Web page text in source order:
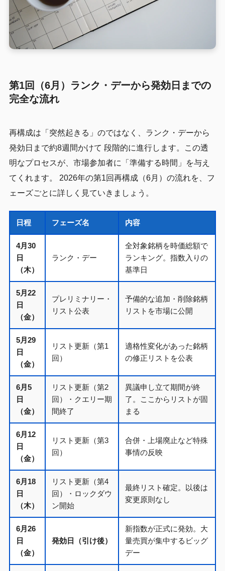
第1回（6月）ランク・デーから発効日までの
完全な流れ
再構成は「突然起きる」のではなく、ランク・デーから
発効日まで約8週間かけて 段階的に進行します。この透
明なプロセスが、市場参加者に「準備する時間」を与え
てくれます。 2026年の第1回再構成（6月）の流れを、フ
ェーズごとに詳しく見ていきましょう。
日程 フェーズ名 内容
4月30
日
（木）
ランク・デー
全対象銘柄を時価総額で
ランキング。指数入りの
基準日
5月22
日
（金）
プレリミナリー・
リスト公表
予備的な追加・削除銘柄
リストを市場に公開
5月29
日
（金）
リスト更新（第1
回）
適格性変化があった銘柄
の修正リストを公表
6月5
日
（金）
リスト更新（第2
回）・クエリー期
間終了
異議申し立て期間が終
了。ここからリストが固
まる
6月12
日
（金）
リスト更新（第3
回）
合併・上場廃止など特殊
事情の反映
6月18
日
（木）
リスト更新（第4
回）・ロックダウ
ン開始
最終リスト確定。以後は
変更原則なし
6月26
日
（金）
発効日（引け後）
新指数が正式に発効。大
量売買が集中するビッグ
デー